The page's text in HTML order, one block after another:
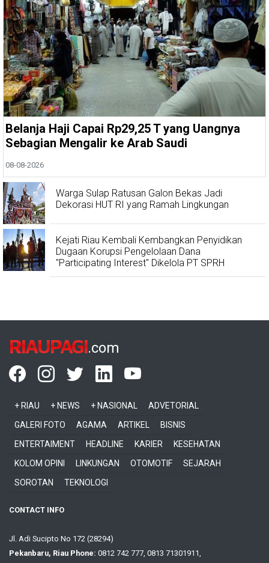
Belanja Haji Capai Rp29,25 T yang Uangnya
Sebagian Mengalir ke Arab Saudi
08-08-2026
Warga Sulap Ratusan Galon Bekas Jadi
Dekorasi HUT RI yang Ramah Lingkungan
Kejati Riau Kembali Kembangkan Penyidikan
Dugaan Korupsi Pengelolaan Dana
"Participating Interest" Dikelola PT SPRH
RIAUPAGI.com
+ RIAU + NEWS + NASIONAL
ADVETORIAL
GALERI FOTO
AGAMA ARTIKEL
BISNIS
ENTERTAIMENT
HEADLINE KARIER
KESEHATAN
KOLOM OPINI
LINKUNGAN OTOMOTIF
SEJARAH
SOROTAN
TEKNOLOGI
CONTACT INFO
Jl. Adi Sucipto No 172 (28294)
Pekanbaru, Riau Phone: 0812 742 777, 0813 71301911,